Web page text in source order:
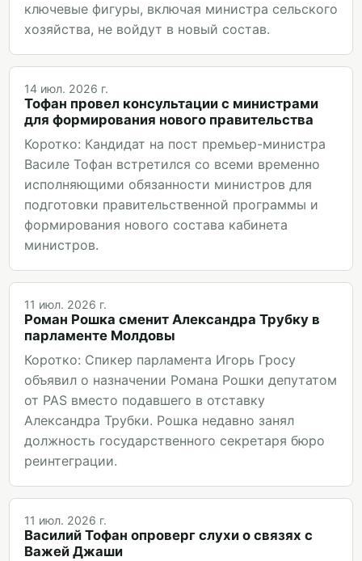
ключевые фигуры, включая министра сельского
хозяйства, не войдут в новый состав.
14 июл. 2026 г.
Тофан провел консультации с министрами
для формирования нового правительства
Коротко: Кандидат на пост премьер-министра
Василе Тофан встретился со всеми временно
исполняющими обязанности министров для
подготовки правительственной программы и
формирования нового состава кабинета
министров.
11 июл. 2026 г.
Роман Рошка сменит Александра Трубку в
парламенте Молдовы
Коротко: Спикер парламента Игорь Гросу
объявил о назначении Романа Рошки депутатом
от PAS вместо подавшего в отставку
Александра Трубки. Рошка недавно занял
должность государственного секретаря бюро
реинтеграции.
11 июл. 2026 г.
Василий Тофан опроверг слухи о связях с
Важей Джаши